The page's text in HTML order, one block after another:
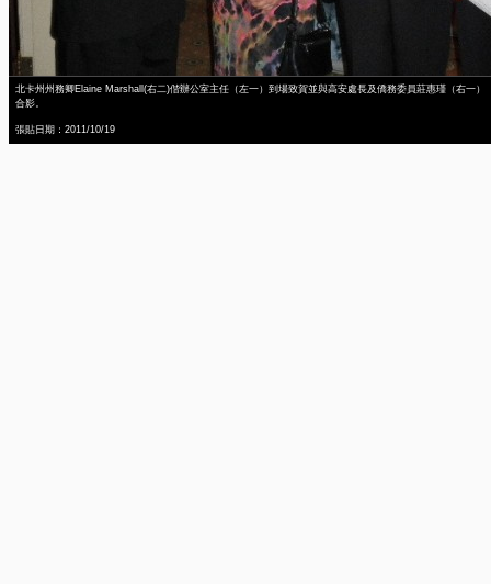
北卡州州務卿Elaine Marshall(右二)偕辦公室主任（左一）到場致賀並與高安處長及僑務委員莊惠瑾（右一）
合影。
張貼日期：2011/10/19